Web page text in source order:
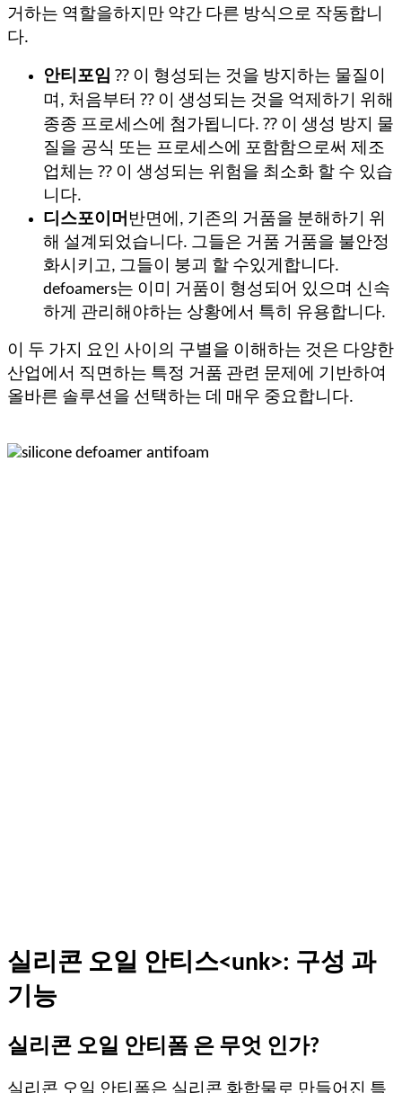
거하는 역할을하지만 약간 다른 방식으로 작동합니
다.
안티포임 ⁇ 이 형성되는 것을 방지하는 물질이
며, 처음부터 ⁇ 이 생성되는 것을 억제하기 위해
종종 프로세스에 첨가됩니다. ⁇ 이 생성 방지 물
질을 공식 또는 프로세스에 포함함으로써 제조
업체는 ⁇ 이 생성되는 위험을 최소화 할 수 있습
니다.
디스포이머 반면에, 기존의 거품을 분해하기 위
해 설계되었습니다. 그들은 거품 거품을 불안정
화시키고, 그들이 붕괴 할 수있게합니다.
defoamers는 이미 거품이 형성되어 있으며 신속
하게 관리해야하는 상황에서 특히 유용합니다.
이 두 가지 요인 사이의 구별을 이해하는 것은 다양한
산업에서 직면하는 특정 거품 관련 문제에 기반하여
올바른 솔루션을 선택하는 데 매우 중요합니다.
실리콘 오일 안티스<unk>: 구성 과
기능
실리콘 오일 안티폼 은 무엇 인가?